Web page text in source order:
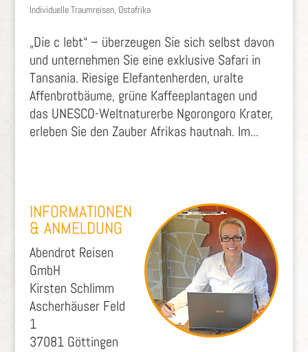
Individuelle Traumreisen, Ostafrika
„Die c lebt“ – überzeugen Sie sich selbst davon
und unternehmen Sie eine exklusive Safari in
Tansania. Riesige Elefantenherden, uralte
Affenbrotbäume, grüne Kaffeeplantagen und
das UNESCO-Weltnaturerbe Ngorongoro Krater,
erleben Sie den Zauber Afrikas hautnah. Im...
INFORMATIONEN
& ANMELDUNG
Abendrot Reisen
GmbH
Kirsten Schlimm
Ascherhäuser Feld
1
37081 Göttingen